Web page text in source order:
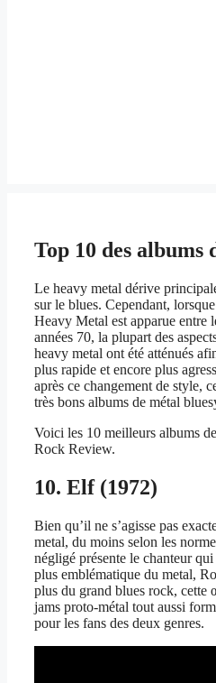
Top 10 des albums
Le heavy metal dérive
sur le blues. Cependant,
Heavy Metal est apparue entre
années 70, la plupart des
heavy metal ont été atténués
plus rapide et encore plus
après ce changement de style,
très bons albums de métal
Voici les 10 meilleurs albums
Rock Review.
10. Elf (1972)
Bien qu’il ne s’agisse pas
metal, du moins selon les
négligé présente le chanteur
plus emblématique du metal,
plus du grand blues rock, cette
jams proto-métal tout aussi
pour les fans des deux genres.